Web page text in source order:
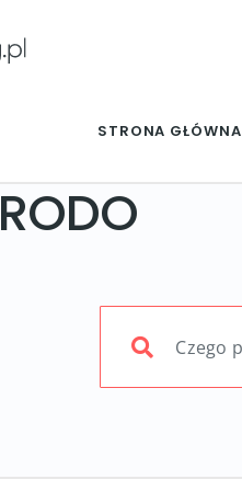
STRONA GŁÓWNA
RODO